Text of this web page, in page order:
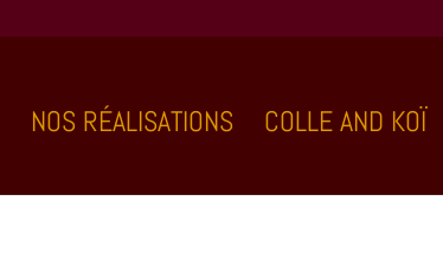
NOS RÉALISATIONS COLLE AND KOÏ